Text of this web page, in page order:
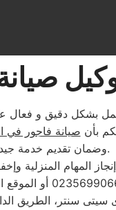
بشكل دقيق و
بأن صيانة فاجور في
وضمان تقديم خدمة جيدة للاستفادة المثلى من خدماتنا.
المهام المنزلية
سيتى سنتر، الطريق